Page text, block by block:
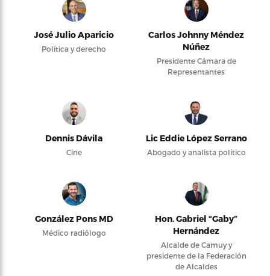
José Julio Aparicio
Política y derecho
Carlos Johnny Méndez
Núñez
Presidente Cámara de
Representantes
Dennis Dávila
Cine
Lic Eddie López Serrano
Abogado y analista político
González Pons MD
Médico radiólogo
Hon. Gabriel “Gaby”
Hernández
Alcalde de Camuy y
presidente de la Federación
de Alcaldes